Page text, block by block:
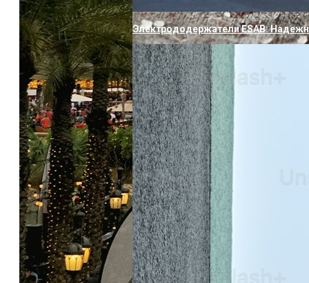
Раскрыты Подробности О Новых
Европейские Страны С Самой
Электрододержатели ESAB: